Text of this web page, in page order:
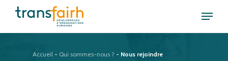
Menu
Accueil - Qui sommes-nous ? - Nous rejoindre
Close